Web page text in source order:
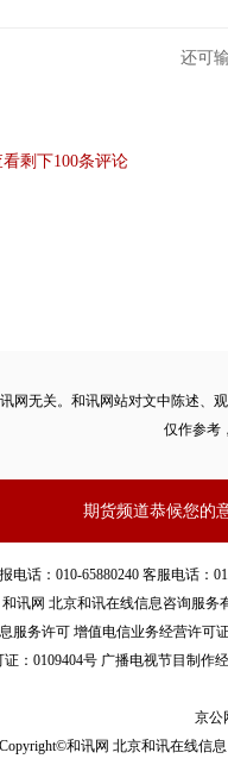
量同比下降
累计约4977.92万吨，周
春节时间不同的因素，
大豆压榨量均同比下降
同比降幅较大：2019年6
10.75%。
还可
看剩下100条评论
网无关。和讯网站对文中陈述
仅作参考
期货频道恭候您的
电话：010-65880240 客服电话：
讯网 北京和讯在线信息咨询服
服务许可 增值电信业务经营许可
：0109404号 广播电视节目制作
京公
Copyright©和讯网 北京和讯在线信